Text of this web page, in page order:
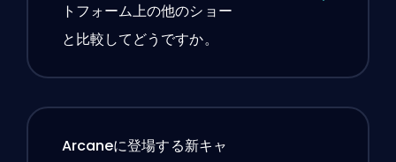
トフォーム上の他のショー
と比較してどうですか。
Arcaneに登場する新キャ